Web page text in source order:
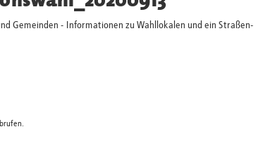
Gemeinden - Informationen zu Wahllokalen und ein Straßen-